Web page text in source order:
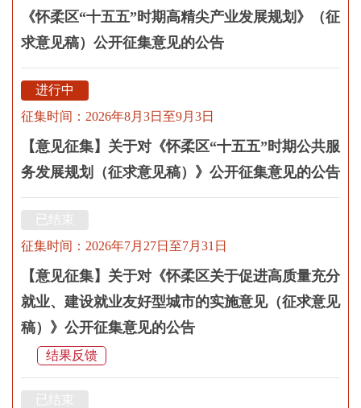
《怀柔区“十五五”时期高精尖产业发展规划》（征
求意见稿）公开征集意见的公告
进行中
征集时间：2026年8月3日至9月3日
【意见征集】关于对《怀柔区“十五五”时期公共服
务发展规划（征求意见稿）》公开征集意见的公告
已结束
征集时间：2026年7月27日至7月31日
【意见征集】关于对《怀柔区关于促进高质量充分
就业、建设就业友好型城市的实施意见（征求意见
稿）》公开征集意见的公告
结果反馈
已结束